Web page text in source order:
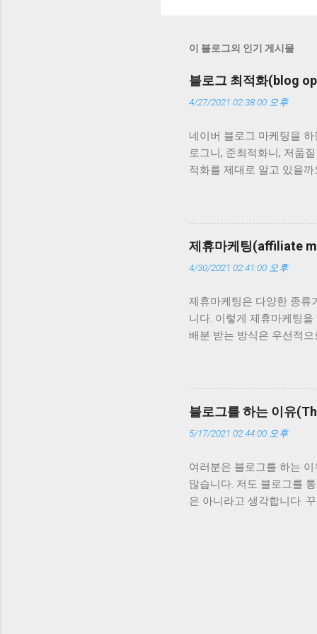
이 블로그의 인기 게시물
블로그 최적화(blog
4/27/2021 02:38:00 오후
네이버 블로그 마케팅을
로그니, 준최적화니, 저품
적화를 제대로 알고 있을
정도까지 얘기하는 경우도
블로그 글이 내 위로 올라
것도 하지 않았다면 내 블
라온 글이라면요? 그사이
최적화 블로그는 상대적이
구조적으로 표준에 맞는
제휴마케팅(affiliate
4/30/2021 02:41:00 오후
제휴마케팅은 다양한 종류
니다. 이렇게 제휴마케팅
배분 받는 방식은 우선적
생각하면 됩니다. 투입 비
케팅을 하다보면 자신만
스니다. 바로 강의를 하는
입니다. 최근에는 제휴마
경험하거나 결과를 내지
하지 말아야 할 일입니다.
하우를 쌓아 이를 활용해
블로그를 하는 이유
5/17/2021 02:44:00 오후
여러분은 블로그를 하는
많습니다. 저도 블로그를
은 아니라고 생각합니다.